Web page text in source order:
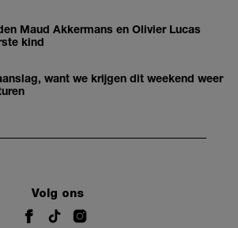
Maud Akkermans en Olivier Lucas
kind
want we krijgen dit weekend weer
Volg ons